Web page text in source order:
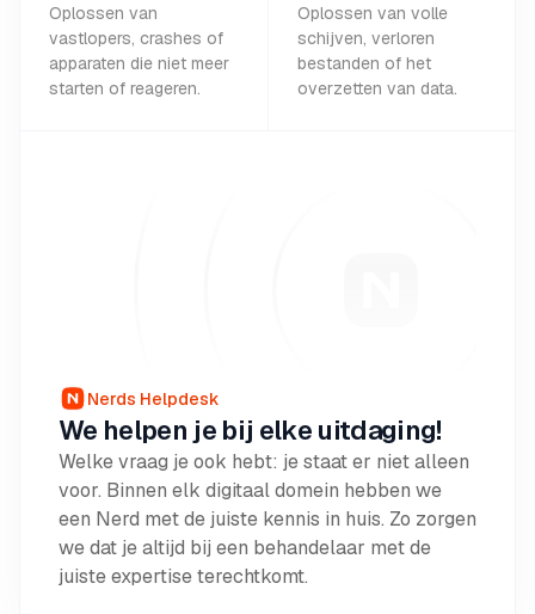
Oplossen van
vastlopers, crashes of
apparaten die niet meer
starten of reageren.
Oplossen van volle
schijven, verloren
bestanden of het
overzetten van data.
Nerds Helpdesk
We helpen je bij elke uitdaging!
Welke vraag je ook hebt: je staat er niet alleen
voor. Binnen elk digitaal domein hebben we
een Nerd met de juiste kennis in huis. Zo zorgen
we dat je altijd bij een behandelaar met de
juiste expertise terechtkomt.